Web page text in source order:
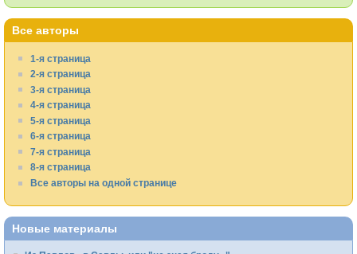
Все авторы
1-я страница
2-я страница
3-я страница
4-я страница
5-я страница
6-я страница
7-я страница
8-я страница
Все авторы на одной странице
Новые материалы